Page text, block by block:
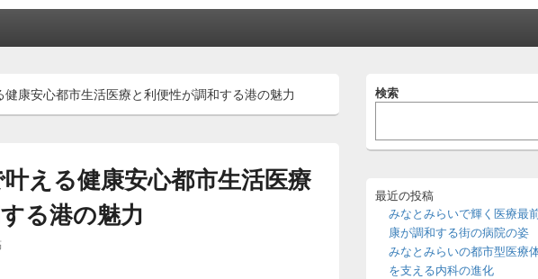
康安心都市生活医療と利便性が調和する港の魅力
える健康安心都市生活医療
る港の魅力
イ
イ
ー
検索
最近の投稿
みなとみらいで輝く医療最
康が調和する街の病院の姿
みなとみらいの都市型医療
を支える内科の進化